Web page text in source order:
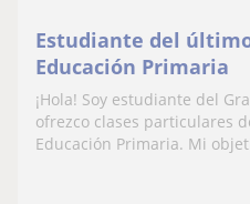
Estudiante del
Educación Primaria
¡Hola! Soy estudiante del
ofrezco clases particulares
Educación Primaria. Mi